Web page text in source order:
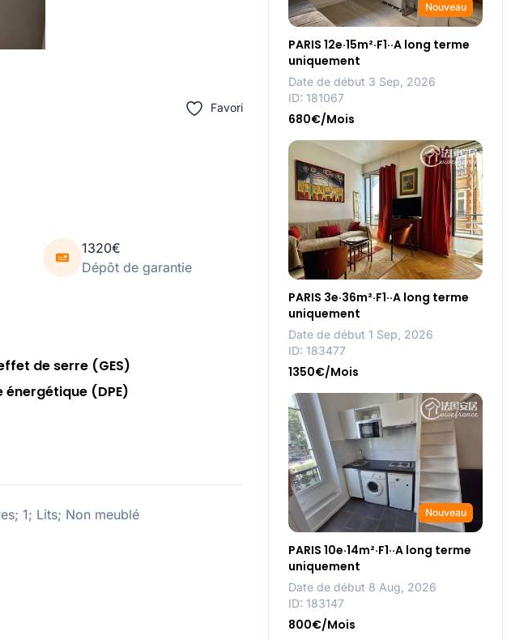
Favori
1320€
Dépôt de garantie
de serre (GES)
(DPE)
1; Lits; Non meublé
Nouveau
PARIS 12e·15m²·F1··A long terme
uniquement
Date de début 3 Sep, 2026
ID: 181067
680€/Mois
PARIS 3e·36m²·F1··A long terme
uniquement
Date de début 1 Sep, 2026
ID: 183477
1350€/Mois
Nouveau
PARIS 10e·14m²·F1··A long terme
uniquement
Date de début 8 Aug, 2026
ID: 183147
800€/Mois